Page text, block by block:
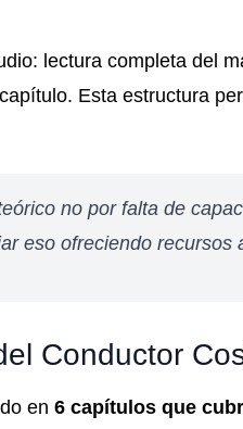
lectura completa del
Esta estructura
no por falta de
eso ofreciendo
Conductor
en 6 capítulos que